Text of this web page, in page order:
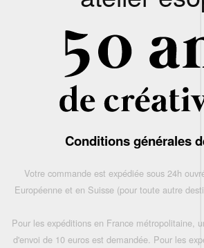
Conditions générales
Votre commande est expédiée sous 24h
Européenne et en Suisse (pour toute autre
Pour les expéditions en France métropolitaine,
d'envoi de 10 euros est demandée. Pour les